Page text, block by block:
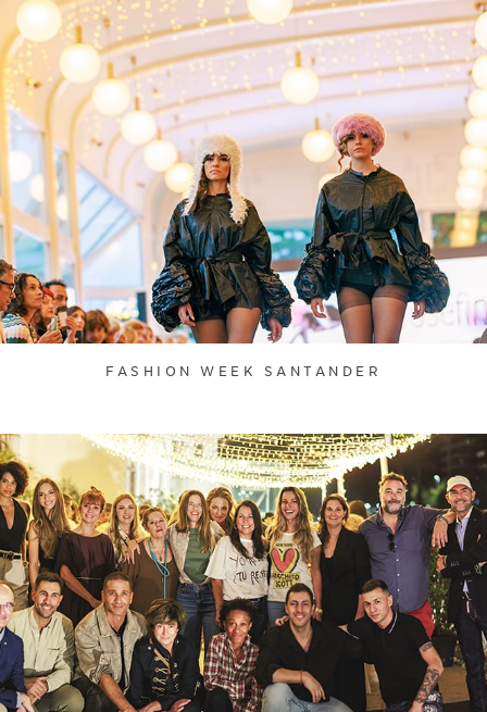
FASHION WEEK SANTANDER